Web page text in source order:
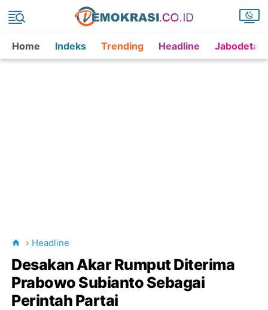
Home Indeks Trending Headline
Headline
Desakan Akar Rumput Diterima
Prabowo Subianto Sebagai
Perintah Partai